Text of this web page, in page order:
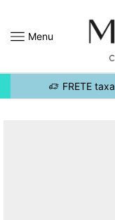
Menu
FRETE